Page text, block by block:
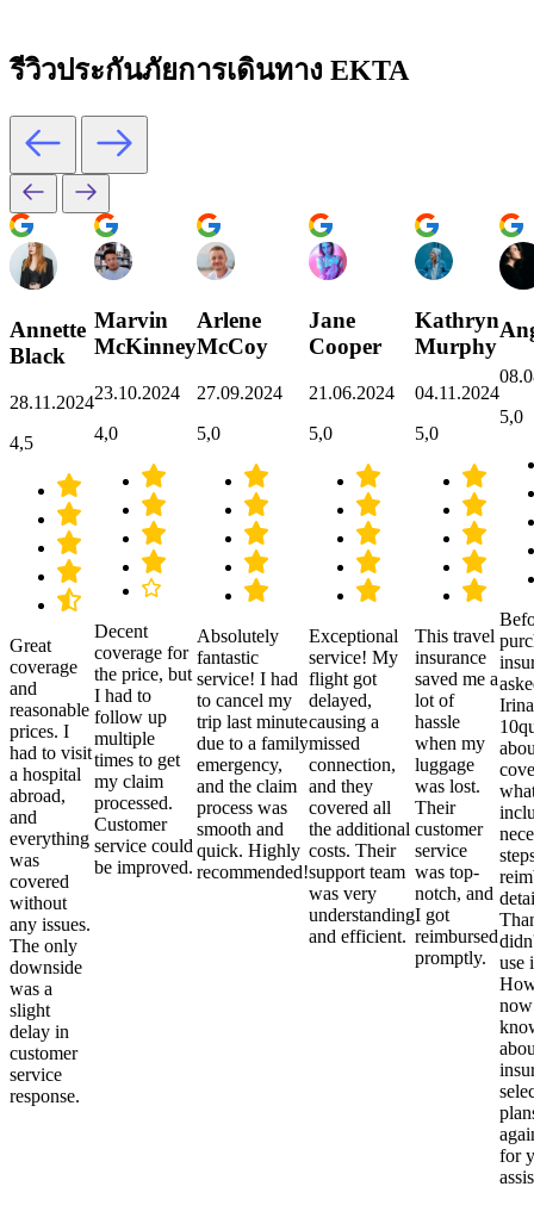
รีวิวประกันภัยการเดินทาง EKTA
Annette
Black
28.11.2024
4,5
Great
coverage
and
reasonable
prices. I
had to visit
a hospital
abroad,
and
everything
was
covered
without
any issues.
The only
downside
was a
slight
delay in
customer
service
response.
Marvin
McKinney
23.10.2024
4,0
Decent
coverage for
the price, but
I had to
follow up
multiple
times to get
my claim
processed.
Customer
service could
be improved.
Arlene
McCoy
27.09.2024
5,0
Absolutely
fantastic
service! I had
to cancel my
trip last minute
due to a family
emergency,
and the claim
process was
smooth and
quick. Highly
recommended!
Jane
Cooper
21.06.2024
5,0
Exceptional
service! My
flight got
delayed,
causing a
missed
connection,
and they
covered all
the additional
costs. Their
support team
was very
understanding
and efficient.
Kathryn
Murphy
04.11.2024
5,0
This travel
insurance
saved me a
lot of
hassle
when my
luggage
was lost.
Their
customer
service
was top-
notch, and
I got
reimbursed
promptly.
5,0
use
for